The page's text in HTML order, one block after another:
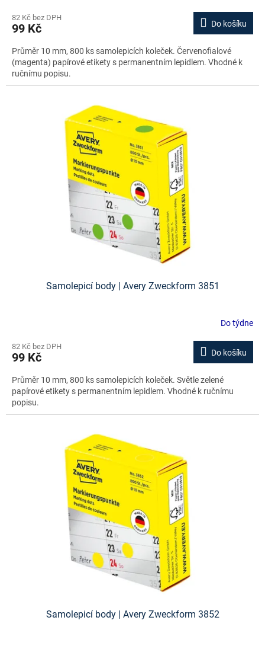
82 Kč bez DPH
99 Kč Do košíku
Průměr 10 mm, 800 ks samolepicích koleček. Červenofialové
(magenta) papírové etikety s permanentním lepidlem. Vhodné k
ručnímu popisu.
Samolepicí body | Avery Zweckform 3851
Do týdne
82 Kč bez DPH
99 Kč Do košíku
Průměr 10 mm, 800 ks samolepicích koleček. Světle zelené
papírové etikety s permanentním lepidlem. Vhodné k ručnímu
popisu.
Samolepicí body | Avery Zweckform 3852